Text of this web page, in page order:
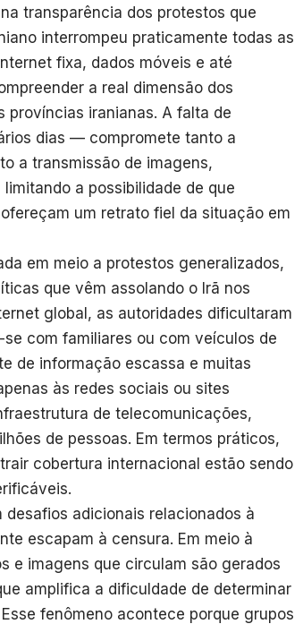
transparência dos protestos que
interrompeu praticamente todas as
fixa, dados móveis e até
a real dimensão dos
províncias iranianas. A falta de
dias — compromete tanto a
a transmissão de imagens,
a possibilidade de que
um retrato fiel da situação em
em meio a protestos generalizados,
que vêm assolando o Irã nos
global, as autoridades dificultaram
com familiares ou com veículos de
de informação escassa e muitas
às redes sociais ou sites
de telecomunicações,
de pessoas. Em termos práticos,
cobertura internacional estão sendo
adicionais relacionados à
escapam à censura. Em meio à
e imagens que circulam são gerados
amplifica a dificuldade de determinar
fenômeno acontece porque grupos